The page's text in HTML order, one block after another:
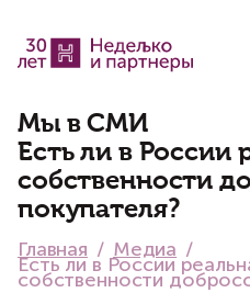
Мы в СМИ
Есть ли в России
собственности
покупателя?
Главная Медиа
Есть ли в России
собственности